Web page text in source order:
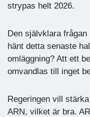
strypas helt 2026.
Den självklara
hänt detta senaste
omläggning? Att ett
omvandlas till inget
Regeringen vill
ARN, vilket är bra.